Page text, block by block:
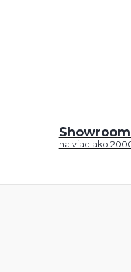
na viac ako